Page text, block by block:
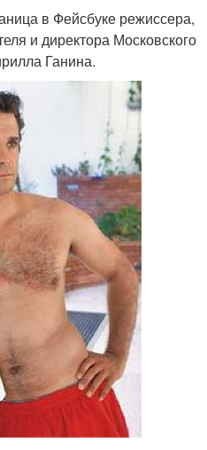
в Фейсбуке режиссера,
и директора Московского
Ганина.